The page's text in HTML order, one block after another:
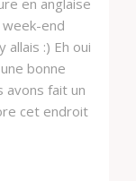
en anglaise
end
allais :) Eh oui
bonne
avons fait un
cet endroit